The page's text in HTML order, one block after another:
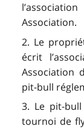
Association.
2. Le
écrit
Association
pit-bull
3. Le pit-
tournoi de